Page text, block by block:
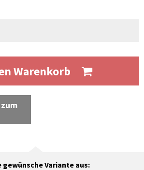
Warenkorb
Variante aus: